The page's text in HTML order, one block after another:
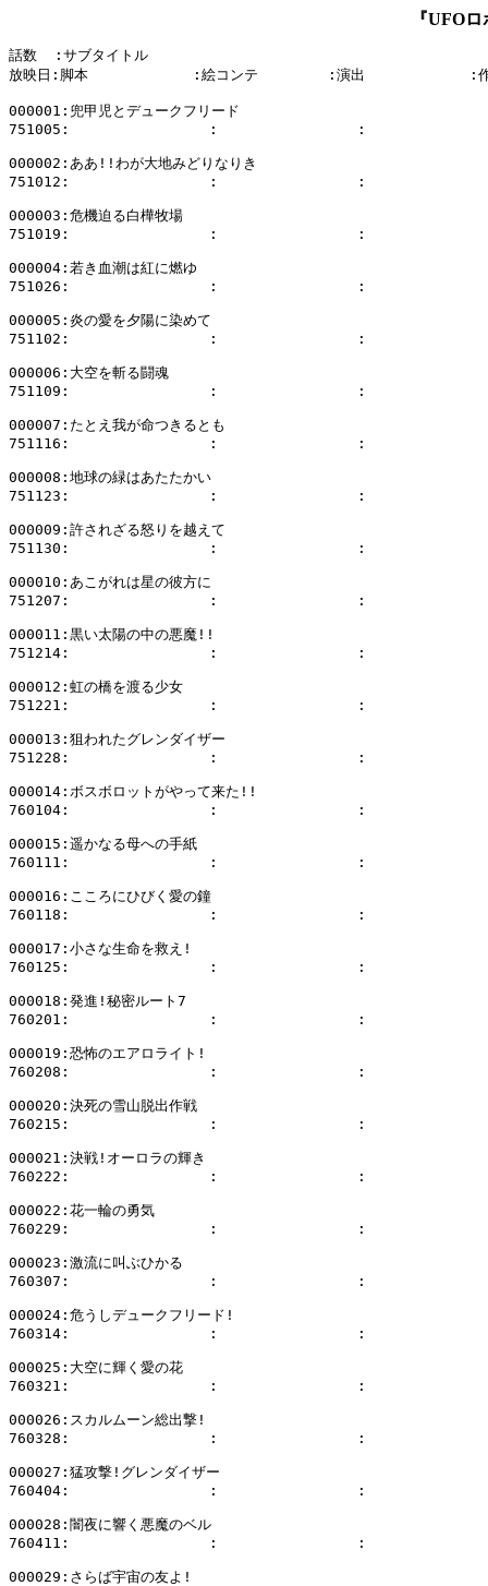
『UFO
話数  :サブタイトル
放映日:脚本            :絵コンテ        :演出            :作
000001:兜甲児とデュークフリード
751005:                :                :
000002:ああ!!わが大地みどりなりき
751012:                :                :
000003:危機迫る白樺牧場
751019:                :                :
000004:若き血潮は紅に燃ゆ
751026:                :                :
000005:炎の愛を夕陽に染めて
751102:                :                :
000006:大空を斬る闘魂
751109:                :                :
000007:たとえ我が命つきるとも
751116:                :                :
000008:地球の緑はあたたかい
751123:                :                :
000009:許されざる怒りを越えて
751130:                :                :
000010:あこがれは星の彼方に
751207:                :                :
000011:黒い太陽の中の悪魔!!
751214:                :                :
000012:虹の橋を渡る少女
751221:                :                :
000013:狙われたグレンダイザー
751228:                :                :
000014:ボスボロットがやって来た!!
760104:                :                :
000015:遥かなる母への手紙
760111:                :                :
000016:こころにひびく愛の鐘
760118:                :                :
000017:小さな生命を救え!
760125:                :                :
000018:発進!秘密ルート7
760201:                :                :
000019:恐怖のエアロライト!
760208:                :                :
000020:決死の雪山脱出作戦
760215:                :                :
000021:決戦!オーロラの輝き
760222:                :                :
000022:花一輪の勇気
760229:                :                :
000023:激流に叫ぶひかる
760307:                :                :
000024:危うしデュークフリード!
760314:                :                :
000025:大空に輝く愛の花
760321:                :                :
000026:スカルムーン総出撃!
760328:                :                :
000027:猛攻撃!グレンダイザー
760404:                :                :
000028:闇夜に響く悪魔のベル
760411:                :                :
000029:さらば宇宙の友よ!